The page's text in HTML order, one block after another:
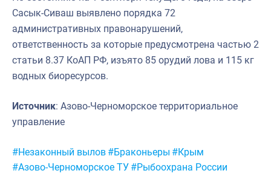
Сасык-Сиваш выявлено порядка 72
административных правонарушений,
ответственность за которые предусмотрена частью 2
статьи 8.37 КоАП РФ, изъято 85 орудий лова и 115 кг
водных биоресурсов.
Источник: Азово-Черноморское территориальное
управление
Метки:
#Незаконный вылов #Браконьеры #Крым
#Азово-Черноморское ТУ #Рыбоохрана России